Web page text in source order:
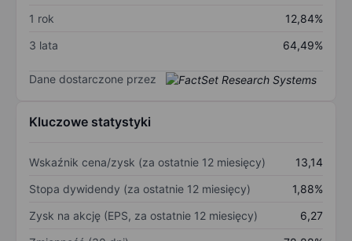
1 rok
12,84%
3 lata
64,49%
Dane dostarczone przez
Kluczowe statystyki
Wskaźnik cena/zysk (za ostatnie 12 miesięcy)
13,14
Stopa dywidendy (za ostatnie 12 miesięcy)
1,88%
Zysk na akcję (EPS, za ostatnie 12 miesięcy)
6,27